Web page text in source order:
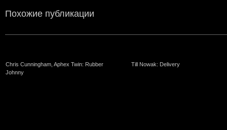
Похожие публикации
Chris Cunningham, Aphex Twin: Rubber
Johnny
Till Nowak: Delivery